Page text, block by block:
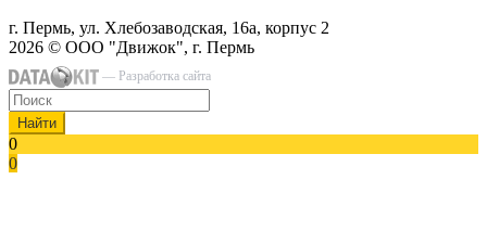
г. Пермь, ул. Хлебозаводская, 16а, корпус 2
2026 © ООО "Движок", г. Пермь
— Разработка сайта
Найти
0
0